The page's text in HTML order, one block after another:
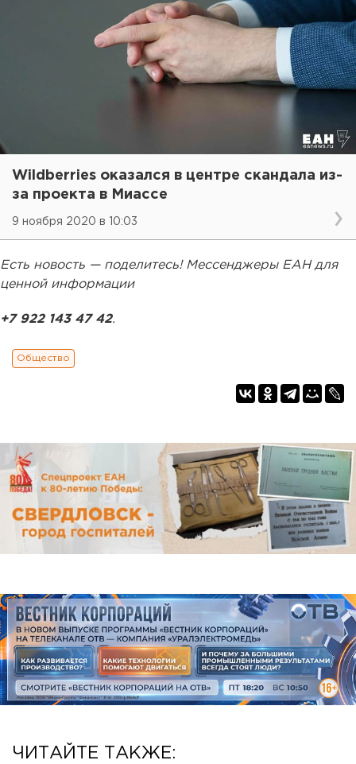
Wildberries оказался в центре скандала из-
за проекта в Миассе
9 ноября 2020 в 10:03
Есть новость — поделитесь! Мессенджеры ЕАН для
ценной информации
+7 922 143 47 42.
Общество
ЧИТАЙТЕ ТАКЖЕ: